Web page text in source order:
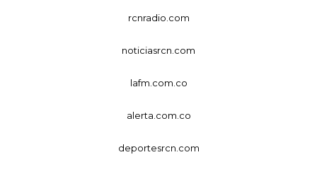
rcnradio.com
noticiasrcn.com
lafm.com.co
alerta.com.co
deportesrcn.com